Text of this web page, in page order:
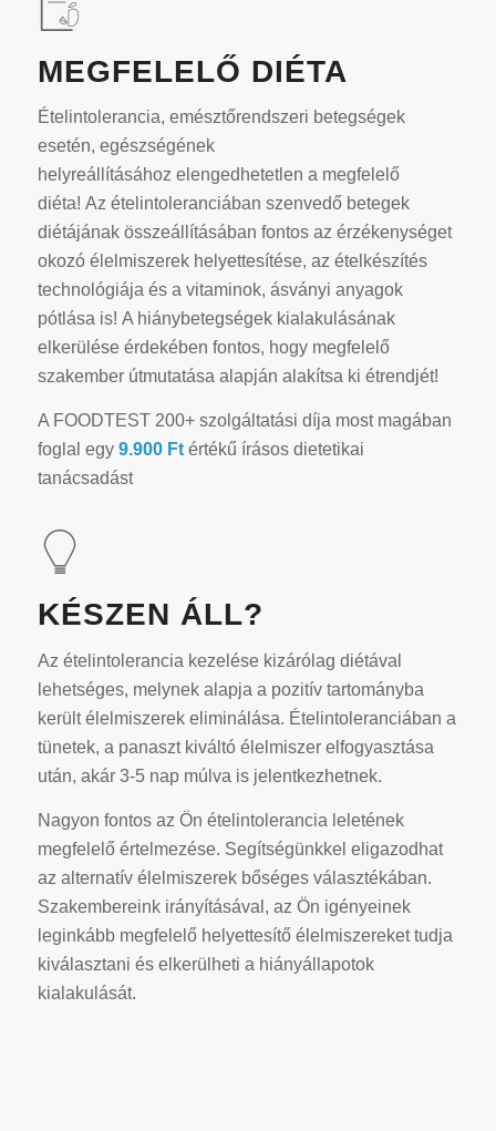
MEGFELELŐ DIÉTA
Ételintolerancia, emésztőrendszeri betegségek
esetén, egészségének
helyreállításához elengedhetetlen a megfelelő
diéta! Az ételintoleranciában szenvedő betegek
diétájának összeállításában fontos az érzékenységet
okozó élelmiszerek helyettesítése, az ételkészítés
technológiája és a vitaminok, ásványi anyagok
pótlása is! A hiánybetegségek kialakulásának
elkerülése érdekében fontos, hogy megfelelő
szakember útmutatása alapján alakítsa ki étrendjét!
A FOODTEST 200+ szolgáltatási díja most magában
foglal egy9.900 Ft értékű írásos dietetikai
tanácsadást
KÉSZEN ÁLL?
Az ételintolerancia kezelése kizárólag diétával
lehetséges, melynek alapja a pozitív tartományba
került élelmiszerek eliminálása. Ételintoleranciában a
tünetek, a panaszt kiváltó élelmiszer elfogyasztása
után, akár 3-5 nap múlva is jelentkezhetnek.
Nagyon fontos az Ön ételintolerancia leletének
megfelelő értelmezése. Segítségünkkel eligazodhat
az alternatív élelmiszerek bőséges választékában.
Szakembereink irányításával, az Ön igényeinek
leginkább megfelelő helyettesítő élelmiszereket tudja
kiválasztani és elkerülheti a hiányállapotok
kialakulását.